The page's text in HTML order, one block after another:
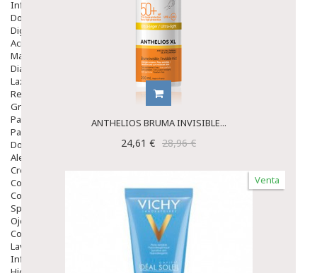
Inflamación Articulaciones
Dolor Muscular / Articular
Digestivo
Acidez, Gases Y Ardores
Mala Digestion
Diarrea / Estreñimiento / Vómitos
Laxantes
Resfriados
Gripe Y Resfriados
Para La Tos
Para Descongestionar La Nariz
Dolor De Garganta
Alergias Y Picaduras
Cremas
Comprimidos
Colirios
Sprays
Ojos Y Oidos
Congestión
Lavado Ojos
Inflamación Del Oido (otitis)
ANTHELIOS BRUMA INVISIBLE...
24,61 € 28,96 €
Venta